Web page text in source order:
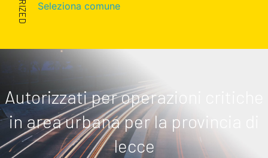
Seleziona comune
Autorizzati per operazioni critiche
in area urbana per la provincia di
lecce